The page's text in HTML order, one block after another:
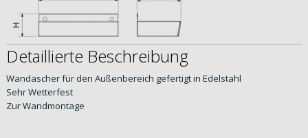
Detaillierte Beschreibung
Wandascher für den Außenbereich gefertigt in Edelstahl
Sehr Wetterfest
Zur Wandmontage